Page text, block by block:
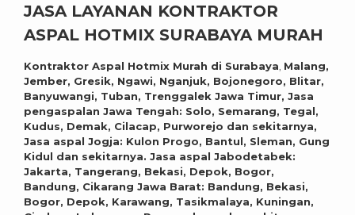
JASA LAYANAN KONTRAKTOR
ASPAL HOTMIX SURABAYA MURAH
Kontraktor Aspal Hotmix Murah di Surabaya Malang,
Jember, Gresik, Ngawi, Nganjuk, Bojonegoro, Blitar,
Banyuwangi, Tuban, Trenggalek Jawa Timur, Jasa
pengaspalan Jawa Tengah: Solo, Semarang, Tegal,
Kudus, Demak, Cilacap, Purworejo dan sekitarnya,
Jasa aspal Jogja: Kulon Progo, Bantul, Sleman, Gung
Kidul dan sekitarnya. Jasa aspal Jabodetabek:
Jakarta, Tangerang, Bekasi, Depok, Bogor,
Bandung, Cikarang Jawa Barat: Bandung, Bekasi,
Bogor, Depok, Karawang, Tasikmalaya, Kuningan,